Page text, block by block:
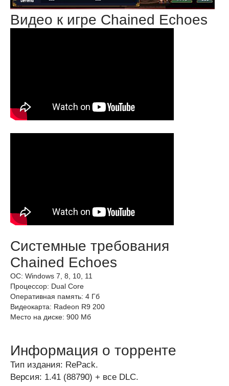
Видео к игре Chained Echoes
Системные требования
Chained Echoes
ОС: Windows 7, 8, 10, 11
Процессор: Dual Core
Оперативная память: 4 Гб
Видеокарта: Radeon R9 200
Место на диске: 900 Мб
Информация о торренте
Тип издания: RePack.
Версия: 1.41 (88790) + все DLC.